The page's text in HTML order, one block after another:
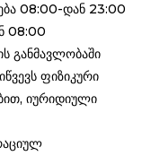
08:00-დან 23:00
08:00
განმავლობაში
ფიზიკური
იურიდიული